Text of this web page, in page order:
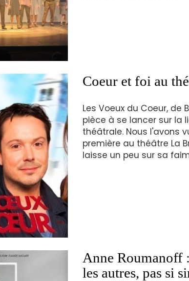
Coeur et foi au
Les Voeux du Coeur, de
pièce à se lancer sur la
théâtrale. Nous l'avons
première au théâtre La
laisse un peu sur sa
Anne Roumanoff
les autres, pas si